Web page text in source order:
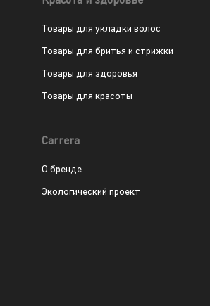
Товары для укладки волос
Товары для бритья и стрижки
Товары для здоровья
Товары для красоты
Carrera
О бренде
Экологический проект